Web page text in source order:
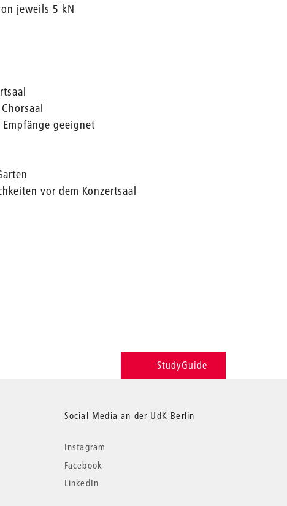
jeweils 5 kN
geeignet
vor dem Konzertsaal
StudyGuide
Social Media an der UdK Berlin
Instagram
Facebook
LinkedIn